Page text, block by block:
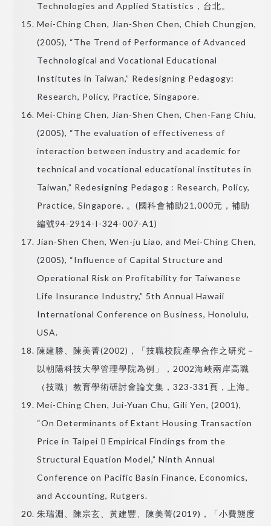
Technologies and Applied Statistics，台北。
Mei-Ching Chen, Jian-Shen Chen, Chieh Chungjen,
(2005), “The Trend of Performance of Advanced
Technological and Vocational Educational
Institutes in Taiwan,” Redesigning Pedagogy:
Research, Policy, Practice, Singapore.
Mei-Ching Chen, Jian-Shen Chen, Chen-Fang Chiu,
(2005), “The evaluation of effectiveness of
interaction between industry and academic for
technical and vocational educational institutes in
Taiwan,” Redesigning Pedagog : Research, Policy,
Practice, Singapore. 。(國科會補助21,000元，補助
編號94-2914-I-324-007-A1)
Jian-Shen Chen, Wen-ju Liao, and Mei-Ching Chen,
(2005), “Influence of Capital Structure and
Operational Risk on Profitability for Taiwanese
Life Insurance Industry,” 5th Annual Hawaii
International Conference on Business, Honolulu,
USA.
陳建勝、陳美菁(2002)，「技職校院產學合作之研究－
以朝陽科技大學管理學院為例」，2002海峽兩岸高職
（技職）教育學術研討會論文集，323-331頁，上海。
Mei-Ching Chen, Jui-Yuan Chu, Gili Yen, (2001),
“On Determinants of Extant Housing Transaction
Price in Taipei  Empirical Findings from the
Structural Equation Model,” Ninth Annual
Conference on Pacific Basin Finance, Economics,
and Accounting, Rutgers.
朱瑞淵、陳宗玄、黃建豐、陳美菁(2019)，「小費態度